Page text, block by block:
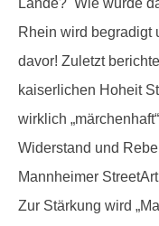
Lande? Wie wurde
Rhein wird begradigt
davor! Zuletzt
kaiserlichen Hoheit
wirklich
Widerstand und
Mannheimer
Zur Stärkung wird